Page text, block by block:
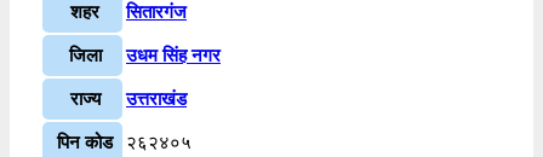
शहर सितारगंज
जिला उधम सिंह नगर
राज्य उत्तराखंड
पिन कोड २६२४०५